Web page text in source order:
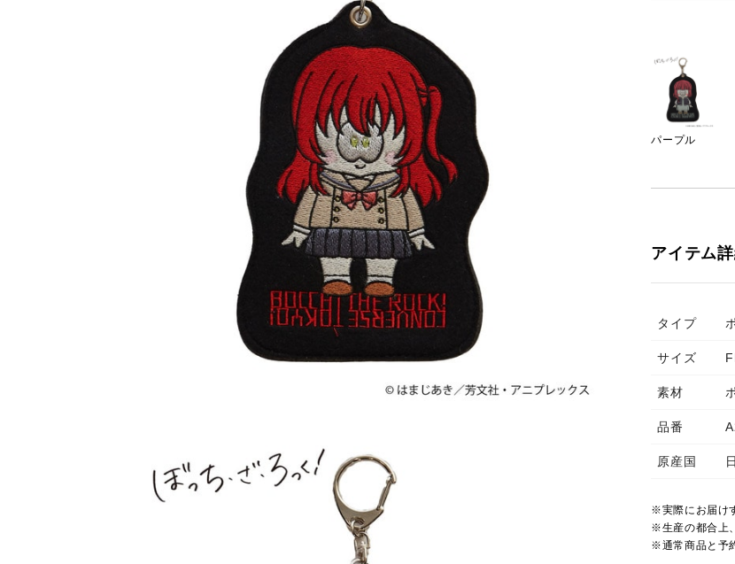
パープル
アイテム
タイプ
サイズ
素材
品番
原産国
※実際にお届け
※生産の都合上
※通常商品と予